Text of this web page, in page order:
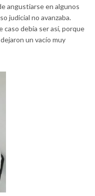
angustiarse en algunos
judicial no avanzaba.
caso debía ser así, porque
un vacío muy